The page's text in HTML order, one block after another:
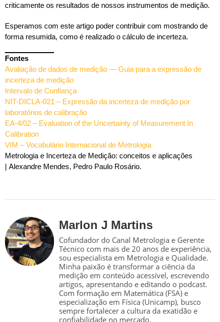
criticamente os resultados de nossos instrumentos de medição.
Esperamos com este artigo poder contribuir com mostrando de
forma resumida, como é realizado o cálculo de incerteza.
Fontes
Avaliação de dados de medição — Guia para a expressão de
incerteza de medição
Intervalo de Confiança
NIT-DICLA-021 – Expressão da incerteza de medição por
laboratórios de calibração
EA-4/02 – Evaluation of the Uncertainty of Measurement In
Calibration
VIM – Vocabulário Internacional de Metrologia
Metrologia e Incerteza de Medição: conceitos e aplicações
| Alexandre Mendes, Pedro Paulo Rosário.
Marlon J Martins
Cofundador do Canal Metrologia e Gerente
Técnico com mais de 20 anos de experiência,
sou especialista em Metrologia e Qualidade.
Minha paixão é transformar a ciência da
medição em conteúdo acessível, escrevendo
artigos, apresentando e editando o podcast.
Com formação em Matemática (FSA) e
especialização em Física (Unicamp), busco
sempre fortalecer a cultura da exatidão e
confiabilidade no mercado.